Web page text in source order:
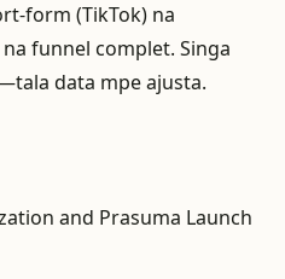
(TikTok) na
funnel complet. Singa
data mpe ajusta.
and Prasuma Launch